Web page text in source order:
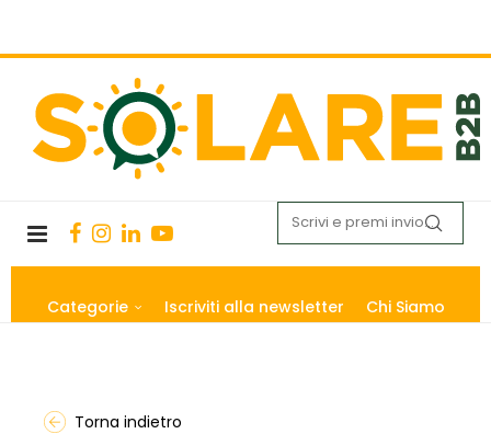
Categorie Iscriviti alla newsletter Chi Siamo
Torna indietro